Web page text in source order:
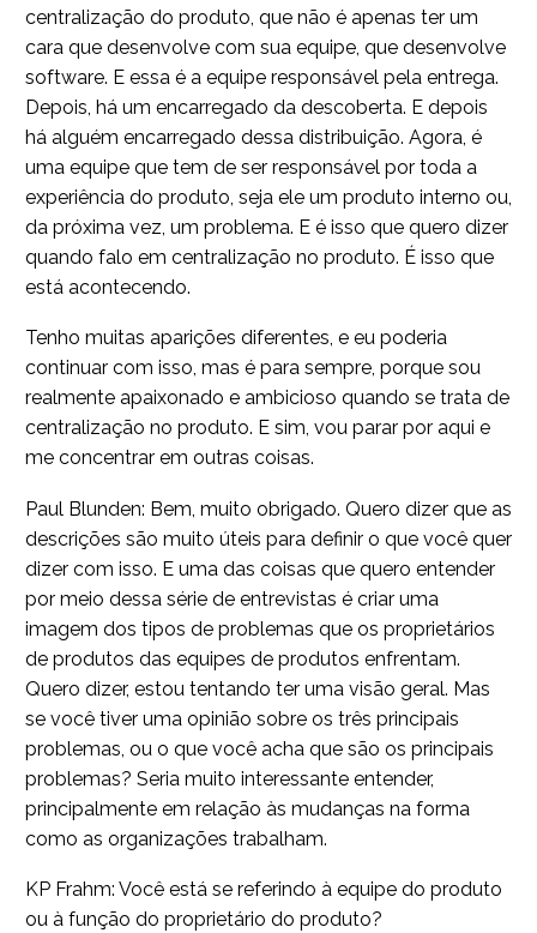
centralização do produto, que não é apenas ter um
cara que desenvolve com sua equipe, que desenvolve
software. E essa é a equipe responsável pela entrega.
Depois, há um encarregado da descoberta. E depois
há alguém encarregado dessa distribuição. Agora, é
uma equipe que tem de ser responsável por toda a
experiência do produto, seja ele um produto interno ou,
da próxima vez, um problema. E é isso que quero dizer
quando falo em centralização no produto. É isso que
está acontecendo.
Tenho muitas aparições diferentes, e eu poderia
continuar com isso, mas é para sempre, porque sou
realmente apaixonado e ambicioso quando se trata de
centralização no produto. E sim, vou parar por aqui e
me concentrar em outras coisas.
Paul Blunden: Bem, muito obrigado. Quero dizer que as
descrições são muito úteis para definir o que você quer
dizer com isso. E uma das coisas que quero entender
por meio dessa série de entrevistas é criar uma
imagem dos tipos de problemas que os proprietários
de produtos das equipes de produtos enfrentam.
Quero dizer, estou tentando ter uma visão geral. Mas
se você tiver uma opinião sobre os três principais
problemas, ou o que você acha que são os principais
problemas? Seria muito interessante entender,
principalmente em relação às mudanças na forma
como as organizações trabalham.
KP Frahm: Você está se referindo à equipe do produto
ou à função do proprietário do produto?